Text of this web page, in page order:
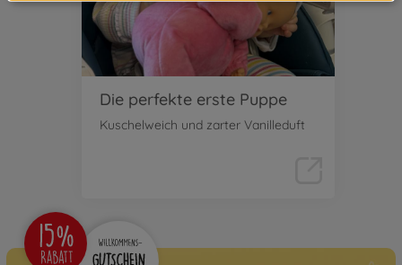
Die perfekte erste Puppe
Kuschelweich und zarter Vanilleduft